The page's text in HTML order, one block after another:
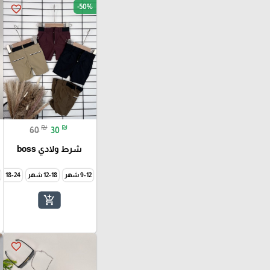
favorite_border -50%
60 ₪ 30 ₪
شرط ولادي boss
9-12 شهر 12-18 شهر 18-24 شهر
add_shopping_cart
favorite_border